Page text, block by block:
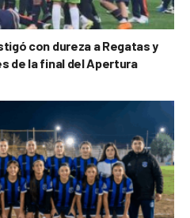
con dureza a Regatas y
de la final del Apertura